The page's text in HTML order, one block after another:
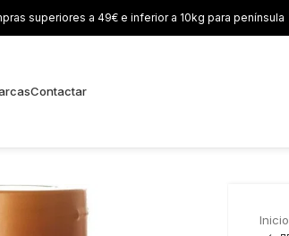
superiores a 49€ e inferior a 10kg para península
Contactar
Inicio